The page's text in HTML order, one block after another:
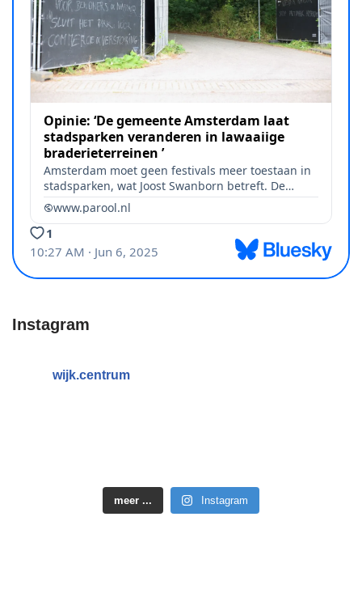
Instagram
wijk.centrum
meer ... Instagram